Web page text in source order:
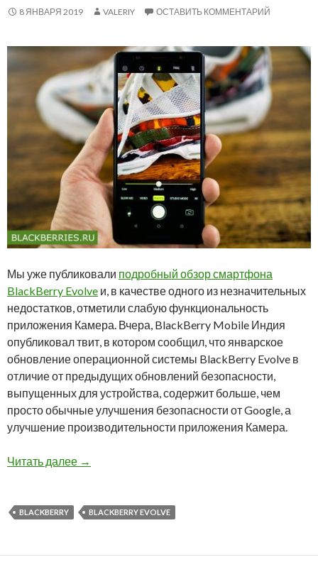
8 ЯНВАРЯ 2019 VALERIY ОСТАВИТЬ КОММЕНТАРИЙ
Мы уже публиковали подробный обзор смартфона
BlackBerry Evolve и, в качестве одного из незначительных
недостатков, отметили слабую функциональность
приложения Камера. Вчера, BlackBerry Mobile Индия
опубликовал твит, в котором сообщил, что январское
обновление операционной системы BlackBerry Evolve в
отличие от предыдущих обновлений безопасности,
выпущенных для устройства, содержит больше, чем
просто обычные улучшения безопасности от Google, а
улучшение производительности приложения Камера.
Читать далее Январское обновление BlackBerry Evolve
→
BLACKBERRY BLACKBERRY EVOLVE